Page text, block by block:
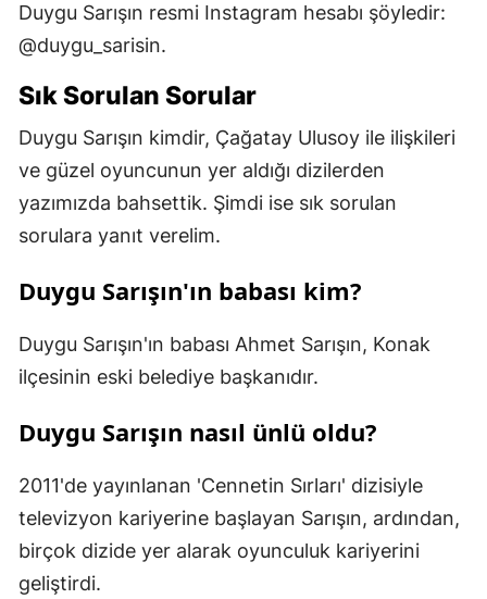
Duygu Sarışın resmi Instagram hesabı şöyledir:
@duygu_sarisin.
Sık Sorulan Sorular
Duygu Sarışın kimdir, Çağatay Ulusoy ile ilişkileri
ve güzel oyuncunun yer aldığı dizilerden
yazımızda bahsettik. Şimdi ise sık sorulan
sorulara yanıt verelim.
Duygu Sarışın'ın babası kim?
Duygu Sarışın'ın babası Ahmet Sarışın, Konak
ilçesinin eski belediye başkanıdır.
Duygu Sarışın nasıl ünlü oldu?
2011'de yayınlanan 'Cennetin Sırları' dizisiyle
televizyon kariyerine başlayan Sarışın, ardından,
birçok dizide yer alarak oyunculuk kariyerini
geliştirdi.